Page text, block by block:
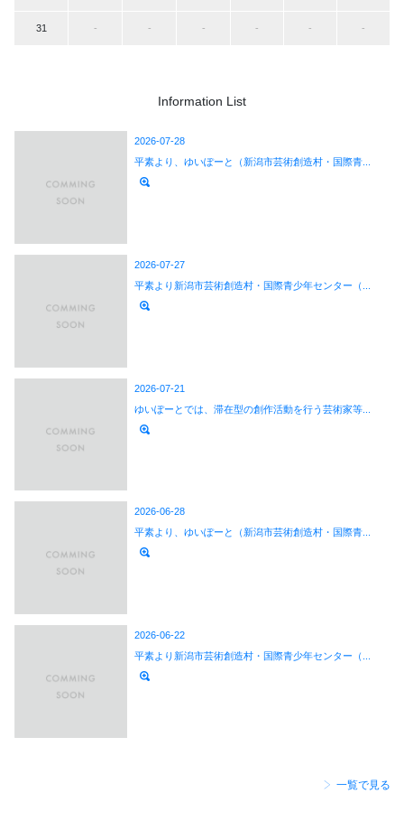
31 - - - - - -
Information List
2026-07-28
平素より、ゆいぽーと（新潟市芸術創造村・国際青...
2026-07-27
平素より新潟市芸術創造村・国際青少年センター（...
2026-07-21
ゆいぽーとでは、滞在型の創作活動を行う芸術家等...
2026-06-28
平素より、ゆいぽーと（新潟市芸術創造村・国際青...
2026-06-22
平素より新潟市芸術創造村・国際青少年センター（...
一覧で見る